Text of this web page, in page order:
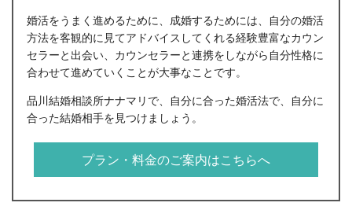
婚活をうまく進めるために、成婚するためには、自分の婚活
方法を客観的に見てアドバイスしてくれる経験豊富なカウン
セラーと出会い、カウンセラーと連携をしながら自分性格に
合わせて進めていくことが大事なことです。
品川結婚相談所ナナマリで、自分に合った婚活法で、自分に
合った結婚相手を見つけましょう。
プラン・料金のご案内はこちらへ